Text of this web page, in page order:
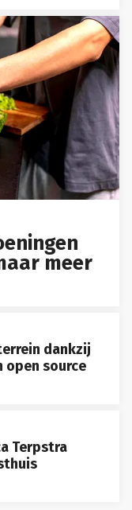
meer
dankzij
open source
Terpstra